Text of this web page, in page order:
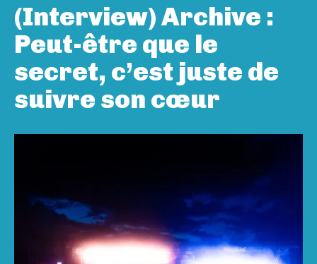
(Interview) Archive :
Peut-être que le
secret, c’est juste de
suivre son cœur